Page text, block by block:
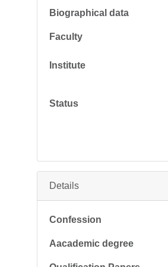
Biographical data
Faculty
Institute
Status
Details
Confession
Aacademic degree